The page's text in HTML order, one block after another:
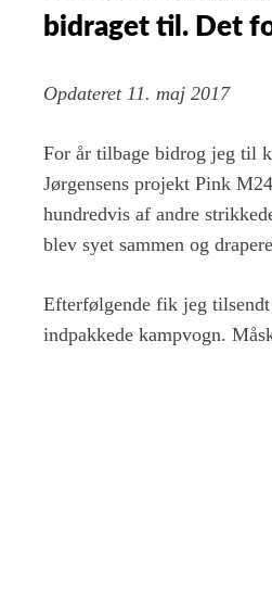
bidraget til. Det
Opdateret 11. maj 2017
For år tilbage bidrog jeg til
Jørgensens projekt Pink
hundredvis af andre
blev syet sammen og
Efterfølgende fik jeg
indpakkede kampvogn.